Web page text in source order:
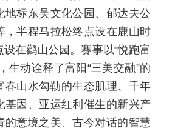
地标东吴文化公园、郁达夫公
，半程马拉松终点设在鹿山时
在鹳山公园。赛事以“悦跑富
生动诠释了富阳“三美交融”的
山水勾勒的生态肌理、千年
基因、亚运红利催生的新兴产
的意境之美、古今对话的智慧